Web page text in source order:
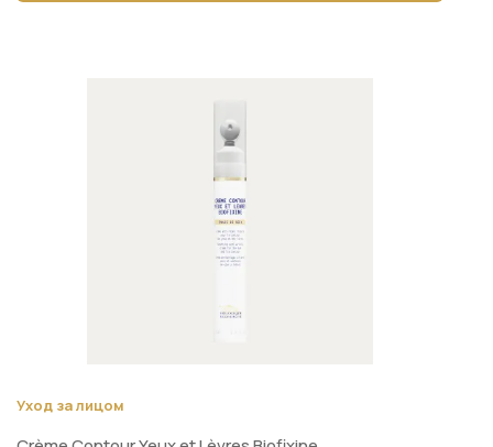
Уход за лицом